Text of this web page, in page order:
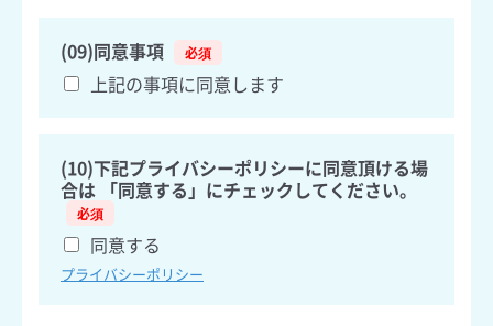
(09)同意事項
上記の事項に同意します
(10)下記プライバシーポリシーに同意頂ける場
合は 「同意する」にチェックしてください。
同意する
プライバシーポリシー